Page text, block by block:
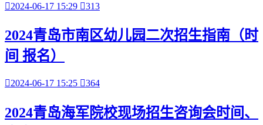
2024-06-17 15:29 313
2024青岛市南区幼儿园二次招生指南（时
间 报名）
2024-06-17 15:25 364
2024青岛海军院校现场招生咨询会时间、